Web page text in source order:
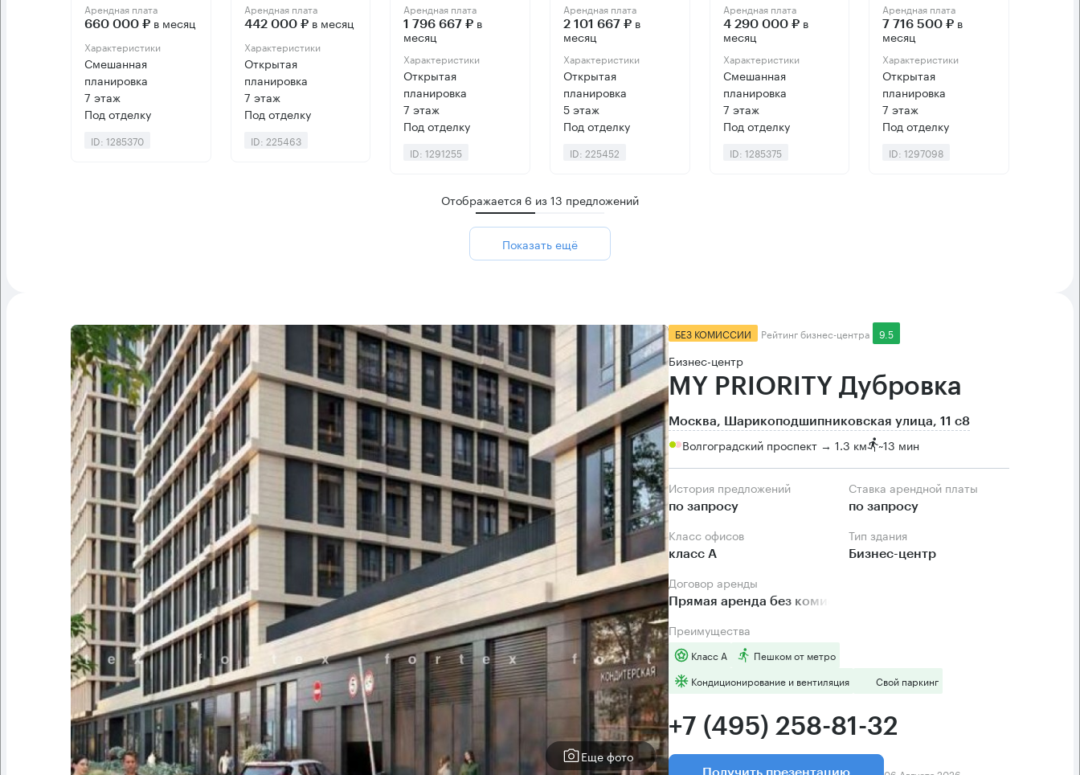
Арендная плата
660 000 ₽ в месяц
Характеристики
Смешанная
планировка
7 этаж
Под отделку
ID: 1285370
Арендная плата
442 000 ₽в месяц
Характеристики
Открытая
планировка
7 этаж
Под отделку
ID: 225463
Арендная плата
1 796 667 ₽ в
месяц
Характеристики
Открытая
планировка
7 этаж
Под отделку
ID: 1291255
Арендная плата
2 101 667 ₽в
месяц
Характеристики
Открытая
планировка
5 этаж
Под отделку
ID: 225452
Арендная плата
4 290 000 ₽в
месяц
Характеристики
Смешанная
планировка
7 этаж
Под отделку
ID: 1285375
Арендная плата
7 716 500 ₽ в
месяц
Характеристики
Открытая
планировка
7 этаж
Под отделку
ID: 1297098
Отображается 6 из13 предложений
Показать ещё
Еще фото
БЕЗ КОМИССИИ Рейтинг бизнес-центра 9.5
Бизнес-центр
MY PRIORITY Дубровка
Москва, Шарикоподшипниковская улица, 11 с8
Волгоградский проспект → 1.3 км ~13 мин
История предложений
по запросу
Ставка арендной платы
по запросу
Класс офисов
класс А
Тип здания
Бизнес-центр
Договор аренды
Прямая аренда без комиссии
Преимущества
Класс А
Пешком от метро
Кондиционирование и вентиляция
Свой паркинг
+7 (495) 258-81-32